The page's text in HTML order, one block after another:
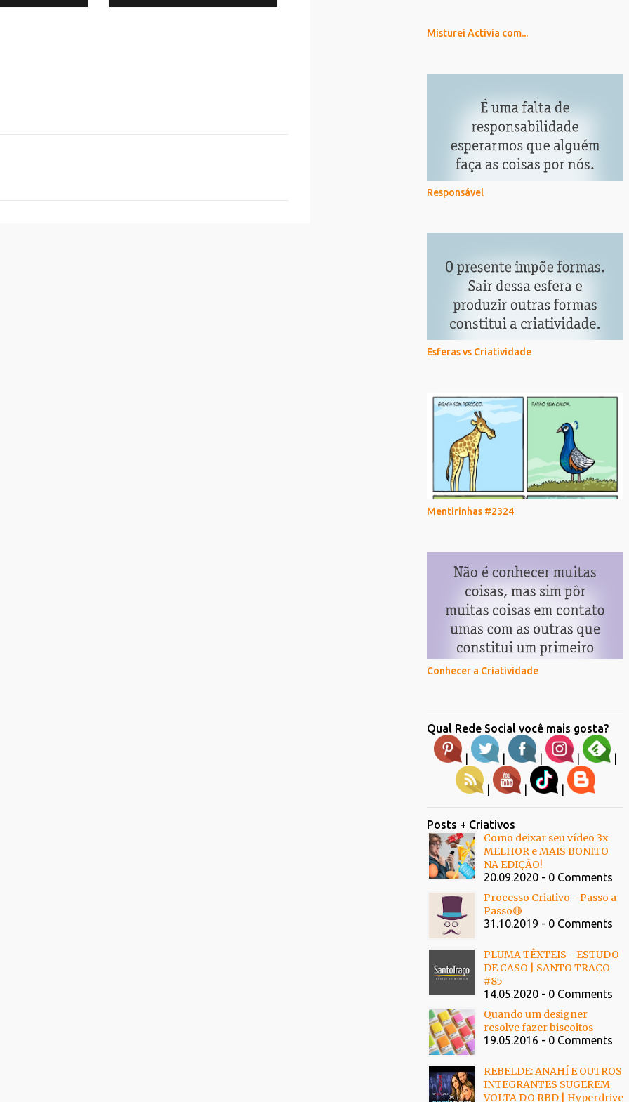
Misturei Activia com...
Responsável
Esferas vs Criatividade
Mentirinhas #2324
Conhecer a Criatividade
Qual Rede Social você mais gosta?
| | | | |
| | |
Posts + Criativos
Como deixar seu vídeo 3x
MELHOR e MAIS BONITO
NA EDIÇÃO!
20.09.2020 - 0 Comments
Processo Criativo - Passo a
Passo🔴
31.10.2019 - 0 Comments
PLUMA TÊXTEIS - ESTUDO
DE CASO | SANTO TRAÇO
#85
14.05.2020 - 0 Comments
Quando um designer
resolve fazer biscoitos
19.05.2016 - 0 Comments
REBELDE: ANAHÍ E OUTROS
INTEGRANTES SUGEREM
VOLTA DO RBD | Hyperdrive